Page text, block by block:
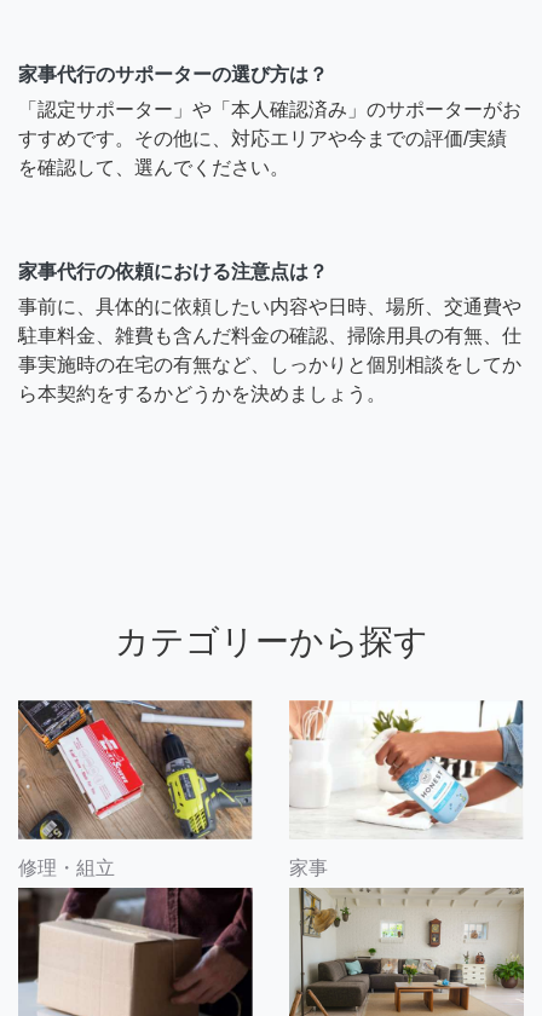
家事代行のサポーターの選び方は？
「認定サポーター」や「本人確認済み」のサポーターがお
すすめです。その他に、対応エリアや今までの評価/実績
を確認して、選んでください。
家事代行の依頼における注意点は？
事前に、具体的に依頼したい内容や日時、場所、交通費や
駐車料金、雑費も含んだ料金の確認、掃除用具の有無、仕
事実施時の在宅の有無など、しっかりと個別相談をしてか
ら本契約をするかどうかを決めましょう。
カテゴリーから探す
修理・組立 家事